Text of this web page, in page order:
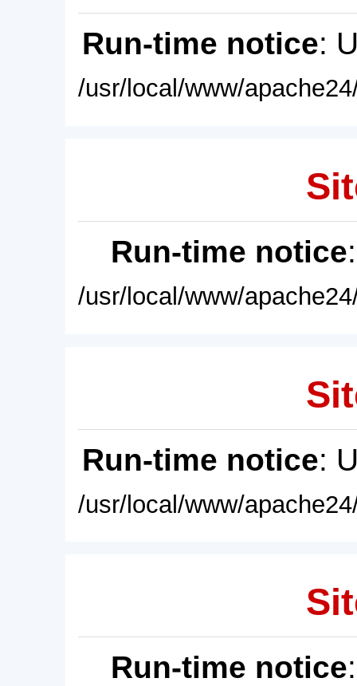
Run-time notice:
/usr/local/www/
Run-time notice
/usr/local/www/
Run-time notice:
/usr/local/www/
Run-time notice